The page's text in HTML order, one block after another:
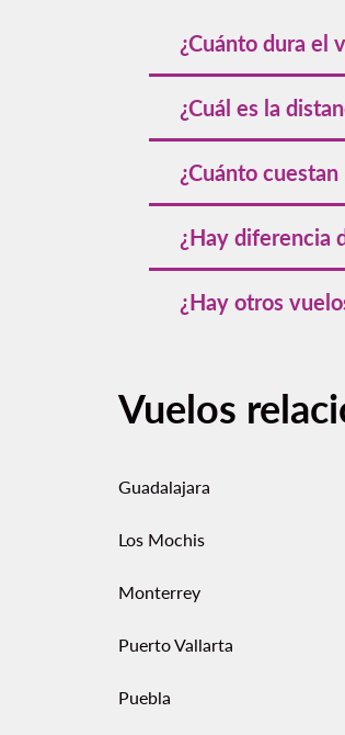
¿Cuánto dura el
¿Cuál es la
¿Cuánto
Revisa también los
¿Hay diferencia
confusiones con
¿Hay otros
Vuelos
Guadalajara
Los Mochis
Monterrey
Puerto Vallarta
Puebla